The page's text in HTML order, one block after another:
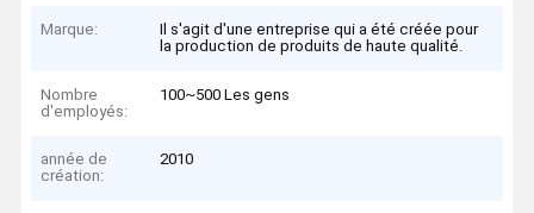
Marque:
Il s'agit d'une entreprise qui a été créée pour
la production de produits de haute qualité.
Nombre
d'employés:
100~500 Les gens
année de
création:
2010